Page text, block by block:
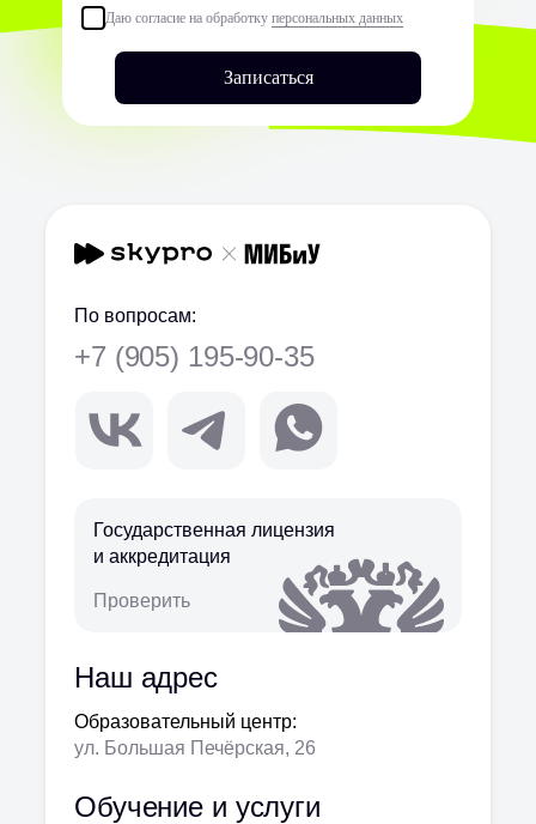
Даю согласие на обработку персональных данных
Записаться
По вопросам:
+7 (905) 195-90-35
Государственная лицензия
и аккредитация
Проверить
Обучение и услуги
Наш адрес
Образовательный центр:
ул. Большая Печёрская, 26